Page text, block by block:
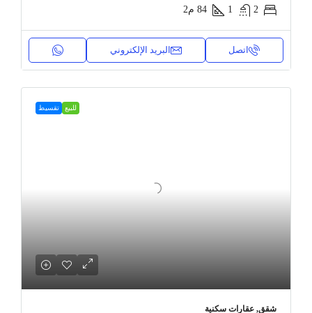
2
1
84 م2
اتصل البريد الإلكتروني
للبيع تقسيط
شقق, عقارات سكنية